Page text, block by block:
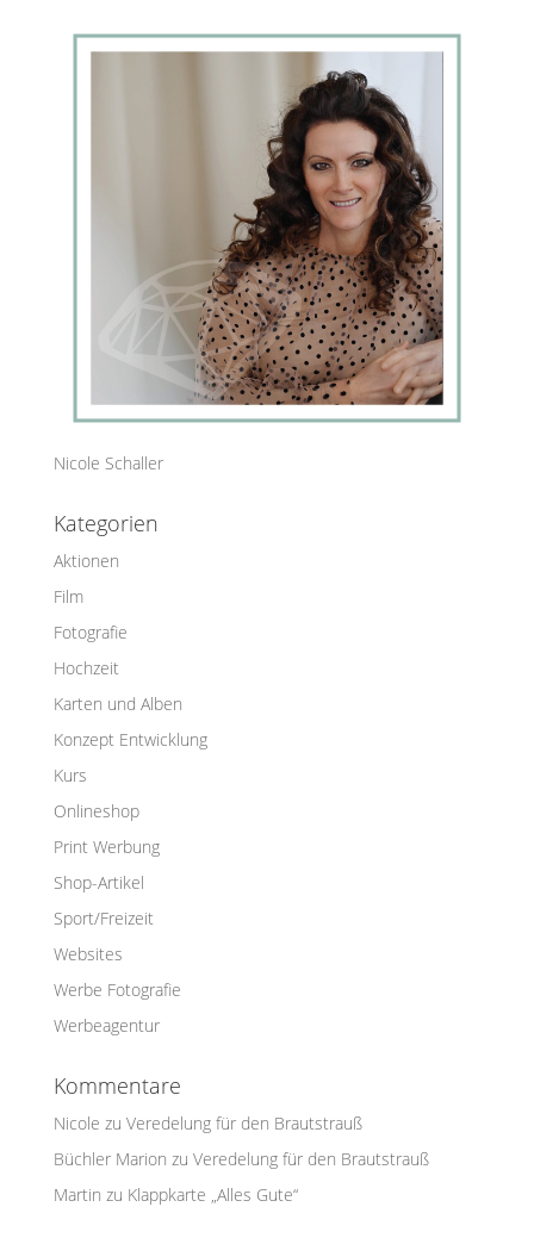
Nicole Schaller
Kategorien
Aktionen
Film
Fotografie
Hochzeit
Karten und Alben
Konzept Entwicklung
Kurs
Onlineshop
Print Werbung
Shop-Artikel
Sport/Freizeit
Websites
Werbe Fotografie
Werbeagentur
Kommentare
Nicole zu Veredelung für den Brautstrauß
Büchler Marion zu Veredelung für den Brautstrauß
Martin zu Klappkarte „Alles Gute“